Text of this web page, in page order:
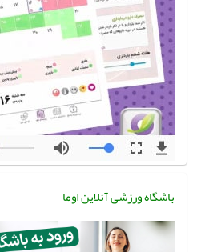
باشگاه ورزشی آنلاین اوما